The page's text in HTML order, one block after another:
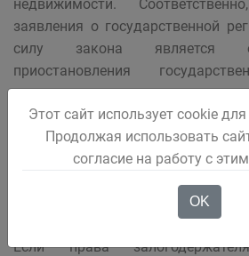
недвижимости.
заявления о государственной
силу закона является
приостановления
соответствующего права.
Заявление представляется по
приказом Минэкономразвития
№ 920. При этом должны быть
(отдельно) залогодателем и
Если права
Этот сайт использует cookie
Продолжая использовать
согласие на работу с
OK